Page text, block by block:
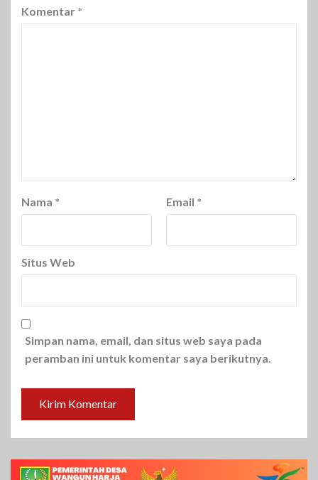
Komentar *
Nama * Email *
Situs Web
Simpan nama, email, dan situs web saya pada
peramban ini untuk komentar saya berikutnya.